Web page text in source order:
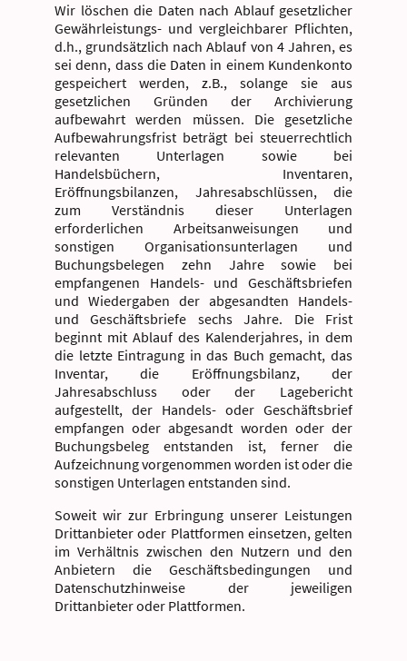
Wir löschen die Daten nach Ablauf gesetzlicher
Gewährleistungs- und vergleichbarer Pflichten,
d.h., grundsätzlich nach Ablauf von 4 Jahren, es
sei denn, dass die Daten in einem Kundenkonto
gespeichert werden, z.B., solange sie aus
gesetzlichen Gründen der Archivierung
aufbewahrt werden müssen. Die gesetzliche
Aufbewahrungsfrist beträgt bei steuerrechtlich
relevanten Unterlagen sowie bei
Handelsbüchern, Inventaren,
Eröffnungsbilanzen, Jahresabschlüssen, die
zum Verständnis dieser Unterlagen
erforderlichen Arbeitsanweisungen und
sonstigen Organisationsunterlagen und
Buchungsbelegen zehn Jahre sowie bei
empfangenen Handels- und Geschäftsbriefen
und Wiedergaben der abgesandten Handels-
und Geschäftsbriefe sechs Jahre. Die Frist
beginnt mit Ablauf des Kalenderjahres, in dem
die letzte Eintragung in das Buch gemacht, das
Inventar, die Eröffnungsbilanz, der
Jahresabschluss oder der Lagebericht
aufgestellt, der Handels- oder Geschäftsbrief
empfangen oder abgesandt worden oder der
Buchungsbeleg entstanden ist, ferner die
Aufzeichnung vorgenommen worden ist oder die
sonstigen Unterlagen entstanden sind.
Soweit wir zur Erbringung unserer Leistungen
Drittanbieter oder Plattformen einsetzen, gelten
im Verhältnis zwischen den Nutzern und den
Anbietern die Geschäftsbedingungen und
Datenschutzhinweise der jeweiligen
Drittanbieter oder Plattformen.